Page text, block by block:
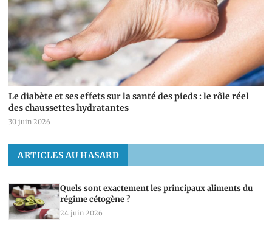
Le diabète et ses effets sur la santé des pieds : le rôle réel
des chaussettes hydratantes
30 juin 2026
ARTICLES AU HASARD
Quels sont exactement les principaux aliments du
régime cétogène ?
24 juin 2026